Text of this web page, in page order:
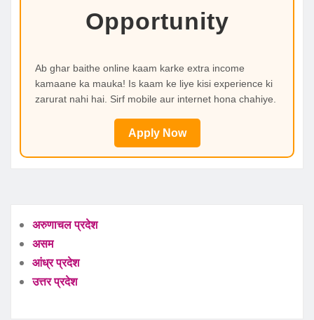
Opportunity
Ab ghar baithe online kaam karke extra income
kamaane ka mauka! Is kaam ke liye kisi experience ki
zarurat nahi hai. Sirf mobile aur internet hona chahiye.
Apply Now
अरुणाचल प्रदेश
असम
आंध्र प्रदेश
उत्तर प्रदेश